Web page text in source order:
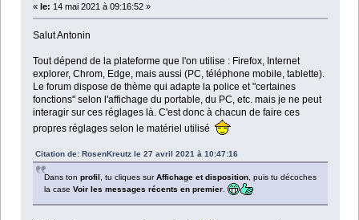
« le: 14 mai 2021 à 09:16:52 »
Salut Antonin
Tout dépend de la plateforme que l'on utilise : Firefox, Internet
explorer, Chrom, Edge, mais aussi (PC, téléphone mobile, tablette).
Le forum dispose de thème qui adapte la police et "certaines
fonctions" selon l'affichage du portable, du PC, etc. mais je ne peut
interagir sur ces réglages là. C'est donc à chacun de faire ces
propres réglages selon le matériel utilisé
Citation de: RosenKreutz le 27 avril 2021 à 10:47:16
Dans ton profil , tu cliques surAffichage et disposition, puis tu décoches
la case Voir les messages récents en premier.